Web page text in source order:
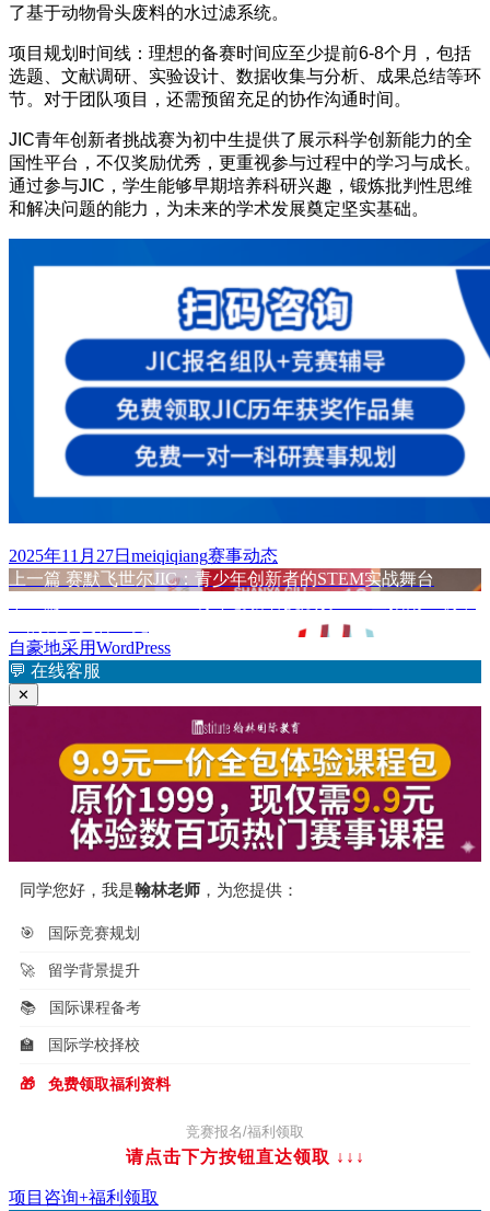
了基于动物骨头废料的水过滤系统。
项目规划时间线：理想的备赛时间应至少提前6-8个月，包括
选题、文献调研、实验设计、数据收集与分析、成果总结等环
节。对于团队项目，还需预留充足的协作沟通时间。
JIC青年创新者挑战赛为初中生提供了展示科学创新能力的全
国性平台，不仅奖励优秀，更重视参与过程中的学习与成长。
通过参与JIC，学生能够早期培养科研兴趣，锻炼批判性思维
和解决问题的能力，为未来的学术发展奠定坚实基础。
发
布
2025年11月27日 作
者
meiqiqiang分
类
赛事动态
文
章
导
航
上一篇 上
章：
赛默飞世尔JIC：青少年创新者的STEM实战舞台
文
章：
自豪地采用WordPress
💬 在线客服
✕
同学您好，我是翰林老师 ，为您提供：
🎯 国际竞赛规划
🚀 留学背景提升
📚 国际课程备考
🏫 国际学校择校
🎁 免费领取福利资料
竞赛报名/福利领取
请点击下方按钮直达领取 ↓↓↓
项目咨询+福利领取